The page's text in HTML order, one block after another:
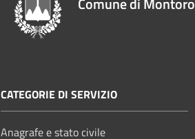
CATEGORIE DI SERVIZIO
Anagrafe e stato civile